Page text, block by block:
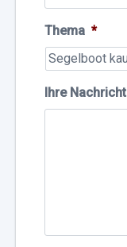
Thema *
Ihre Nachricht